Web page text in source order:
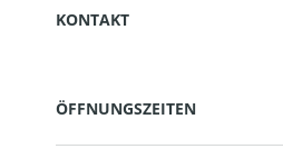
KONTAKT
ÖFFNUNGSZEITEN